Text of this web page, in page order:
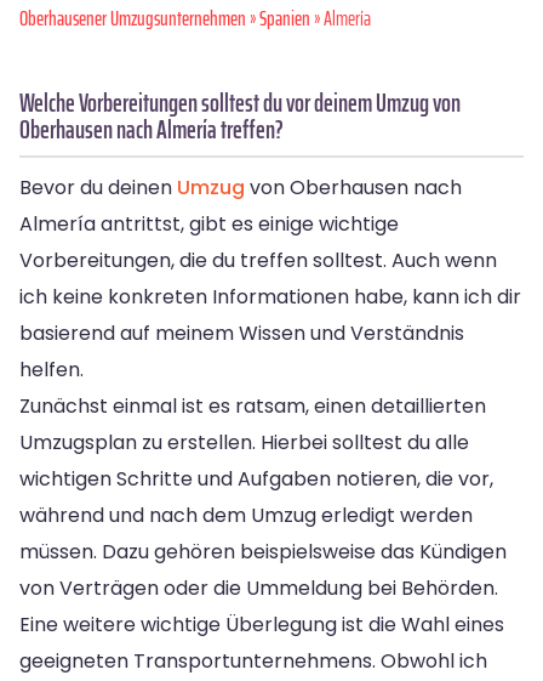
Oberhausener Umzugsunternehmen»Spanien» Almería
Welche Vorbereitungen solltest du vor deinem Umzug von
Oberhausen nach Almería treffen?
Bevor du deinen Umzug von Oberhausen nach
Almería antrittst, gibt es einige wichtige
Vorbereitungen, die du treffen solltest. Auch wenn
ich keine konkreten Informationen habe, kann ich dir
basierend auf meinem Wissen und Verständnis
helfen.
Zunächst einmal ist es ratsam, einen detaillierten
Umzugsplan zu erstellen. Hierbei solltest du alle
wichtigen Schritte und Aufgaben notieren, die vor,
während und nach dem Umzug erledigt werden
müssen. Dazu gehören beispielsweise das Kündigen
von Verträgen oder die Ummeldung bei Behörden.
Eine weitere wichtige Überlegung ist die Wahl eines
geeigneten Transportunternehmens. Obwohl ich